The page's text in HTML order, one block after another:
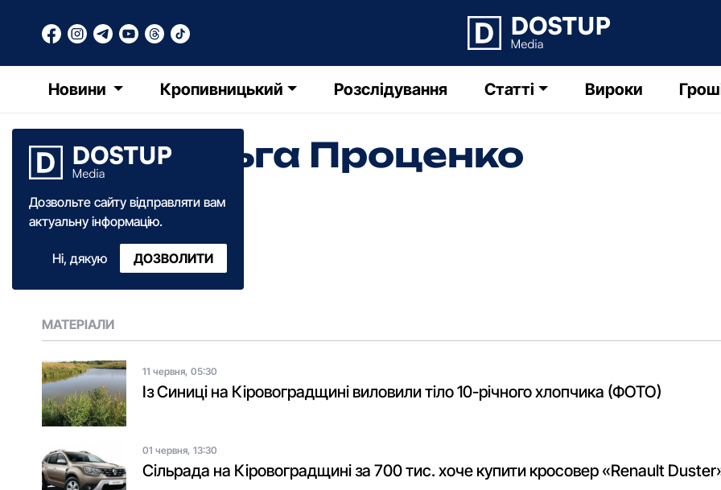
Новини Кропивницький Розслідування Статті Вироки
Дозвольте сайту відправляти вам
актуальну інформацію.
Ні, дякую ДОЗВОЛИТИ
ОП
Ольга Проценко
МАТЕРІАЛИ
11 червня, 05:30
Із Синиці на Кіровоградщині виловили тіло 10-річного хлопчика (ФОТО)
01 червня, 13:30
Сільрада на Кіровоградщині за 700 тис. хоче купити кросовер «Renault